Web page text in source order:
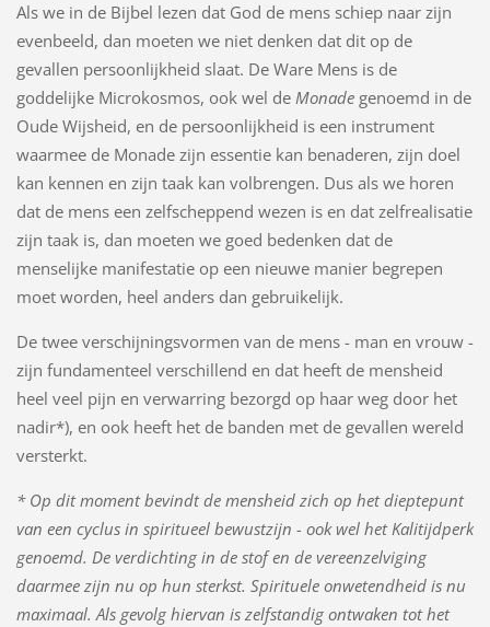
Als we in de Bijbel lezen dat God de mens schiep naar zijn
evenbeeld, dan moeten we niet denken dat dit op de
gevallen persoonlijkheid slaat. De Ware Mens is de
goddelijke Microkosmos, ook wel de Monadegenoemd in de
Oude Wijsheid, en de persoonlijkheid is een instrument
waarmee de Monade zijn essentie kan benaderen, zijn doel
kan kennen en zijn taak kan volbrengen. Dus als we horen
dat de mens een zelfscheppend wezen is en dat zelfrealisatie
zijn taak is, dan moeten we goed bedenken dat de
menselijke manifestatie op een nieuwe manier begrepen
moet worden, heel anders dan gebruikelijk.
De twee verschijningsvormen van de mens - man en vrouw -
zijn fundamenteel verschillend en dat heeft de mensheid
heel veel pijn en verwarring bezorgd op haar weg door het
nadir*), en ook heeft het de banden met de gevallen wereld
versterkt.
* Op dit moment bevindt de mensheid zich op het dieptepunt
van een cyclus in spiritueel bewustzijn - ook wel het Kalitijdperk
genoemd. De verdichting in de stof en de vereenzelviging
daarmee zijn nu op hun sterkst. Spirituele onwetendheid is nu
maximaal. Als gevolg hiervan is zelfstandig ontwaken tot het